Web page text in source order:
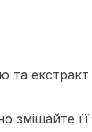
екстракт